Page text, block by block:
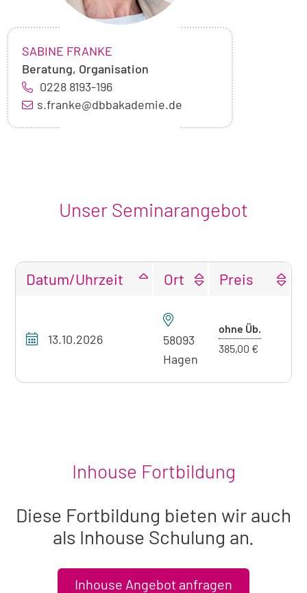
NAME:
SABINE FRANKE
Beratung, Organisation
0228 8193-196
s.franke@dbbakademie.de
Unser Seminarangebot
unseres
zum
Datum/Uhrzeit Ort Preis
13.10.2026
58093
Hagen
ohne Üb.
385,00 €
Inhouse Fortbildung
Diese Fortbildung bieten wir auch
als Inhouse Schulung an.
Inhouse Angebot anfragen